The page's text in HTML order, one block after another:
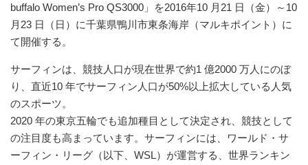
buffalo Women’s Pro QS3000」を2016年10 月21 日（金）～10
月23 日（日）に千葉県鴨川市東条海岸（マルキポイント）に
て開催する。
サーフィンは、競技人口が現在世界で約1 億2000 万人にのぼ
り、直近10 年でサーフィン人口が50%以上拡大している人気
のスポーツ。
2020 年の東京五輪でも追加種目として決定され、競技として
の注目度も高まっています。サーフィンには、ワールド・サ
ーフィン・リーグ（以下、WSL）が運営する、世界ランキン